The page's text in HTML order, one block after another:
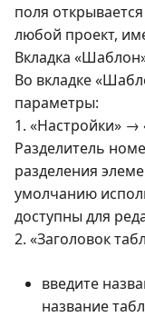
поля
любой проект,
Вкладка
Во вкладке
параметры:
1. «Настройки» →
Разделитель
разделения
умолчанию
доступны для
2. «Заголовок
введите
название